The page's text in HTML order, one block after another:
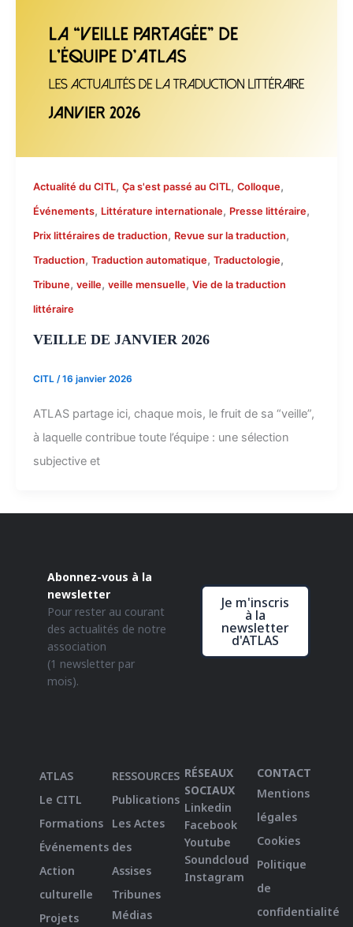
Actualité du CITL, Ça s'est passé au CITL, Colloque,
Événements, Littérature internationale, Presse littéraire,
Prix littéraires de traduction, Revue sur la traduction,
Traduction, Traduction automatique, Traductologie,
Tribune, veille, veille mensuelle, Vie de la traduction
littéraire
VEILLE DE JANVIER 2026
CITL /16 janvier 2026
ATLAS partage ici, chaque mois, le fruit de sa “veille”,
à laquelle contribue toute l’équipe : une sélection
subjective et
Abonnez-vous à la
newsletter
Pour rester au courant
des actualités de notre
association
(1 newsletter par
mois).
Je m'inscris
à la
newsletter
d'ATLAS
ATLAS
Le CITL
Formations
Événements
Action
culturelle
Projets
RESSOURCES
Publications
Les Actes
des
Assises
Tribunes
Médias
RÉSEAUX
SOCIAUX
Linkedin
Facebook
Youtube
Soundcloud
Instagram
CONTACT
Mentions
légales
Cookies
Politique
de
confidentialité